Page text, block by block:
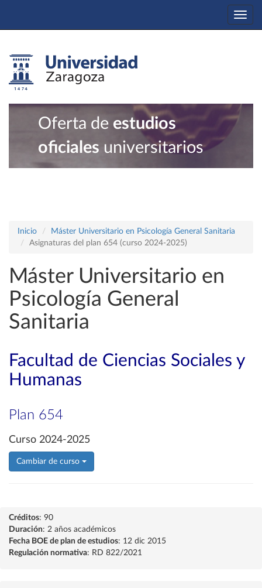
Oferta de estudios
oficiales universitarios
Inicio
Máster Universitario en Psicología General Sanitaria
Asignaturas del plan 654 (curso 2024-2025)
Máster Universitario en
Psicología General
Sanitaria
Facultad de Ciencias Sociales y
Humanas
Plan 654
Curso 2024-2025
Cambiar de curso
Créditos: 90
Duración: 2 años académicos
Fecha BOE de plan de estudios: 12 dic 2015
Regulación normativa: RD 822/2021